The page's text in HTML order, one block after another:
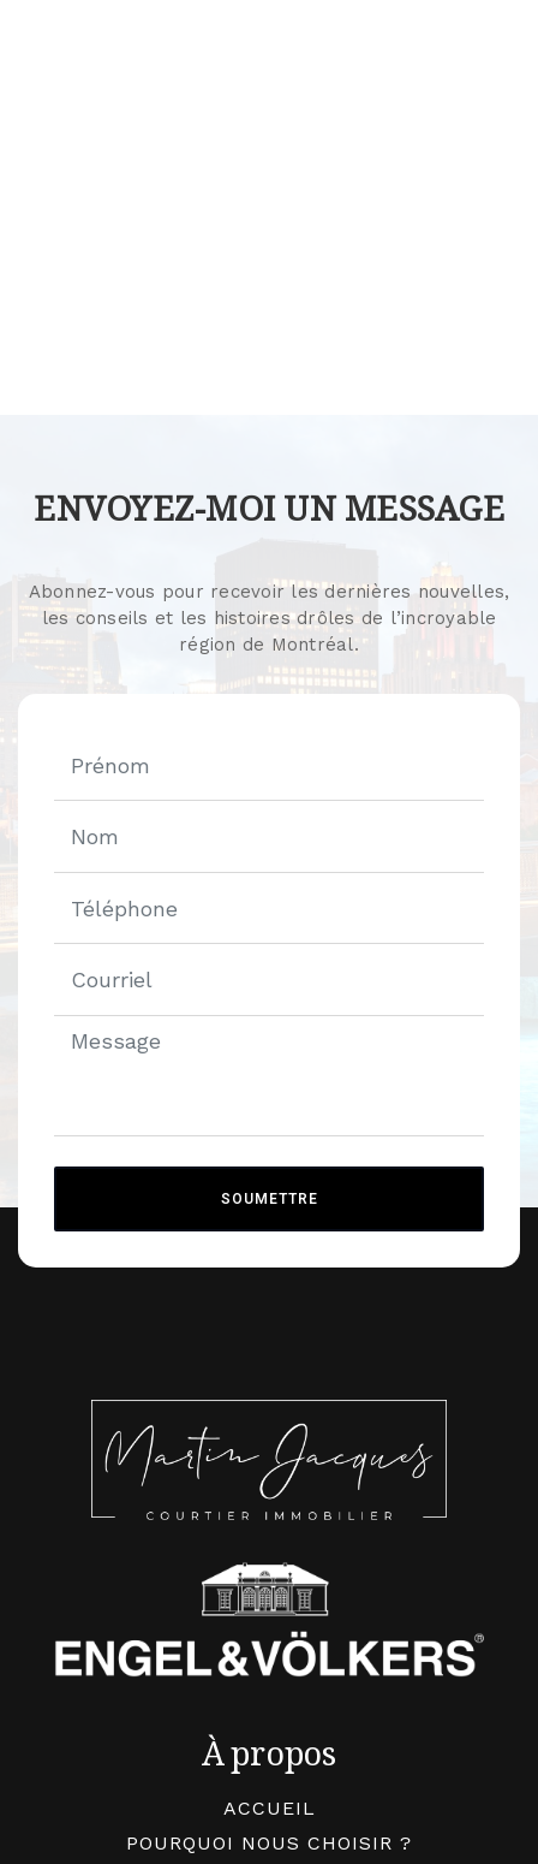
ENVOYEZ-MOI UN MESSAGE
Abonnez-vous pour recevoir les dernières nouvelles,
les conseils et les histoires drôles de l’incroyable
région de Montréal.
SOUMETTRE
À propos
ACCUEIL
POURQUOI NOUS CHOISIR ?